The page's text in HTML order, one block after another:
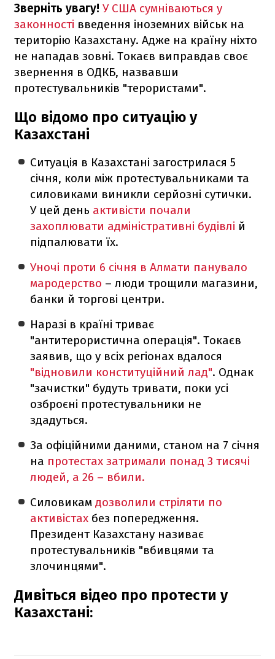
Зверніть увагу! У США сумніваються у
законності введення іноземних військ на
територію Казахстану. Адже на країну ніхто
не нападав зовні. Токаєв виправдав своє
звернення в ОДКБ, назвавши
протестувальників "терористами".
Що відомо про ситуацію у
Казахстані
Ситуація в Казахстані загострилася 5
січня, коли між протестувальниками та
силовиками виникли серйозні сутички.
У цей день активісти почали
захоплювати адміністративні будівлі й
підпалювати їх.
Уночі проти 6 січня в Алмати панувало
мародерство – люди трощили магазини,
банки й торгові центри.
Наразі в країні триває
"антитерористична операція". Токаєв
заявив, що у всіх регіонах вдалося
"відновили конституційний лад". Однак
"зачистки" будуть тривати, поки усі
озброєні протестувальники не
здадуться.
За офіційними даними, станом на 7 січня
на протестах затримали понад 3 тисячі
людей, а 26 – вбили.
Силовикамдозволили стріляти по
активістах без попередження.
Президент Казахстану називає
протестувальників "вбивцями та
злочинцями".
Дивіться відео про протести у
Казахстані: